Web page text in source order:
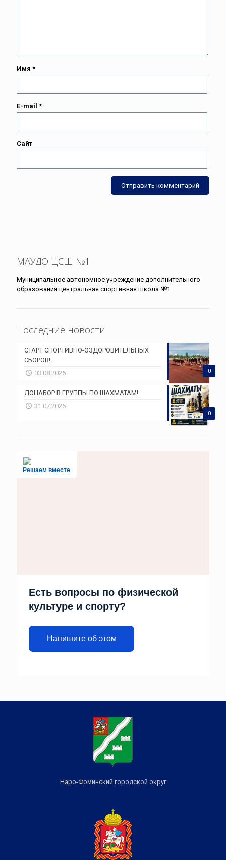
Имя *
E-mail *
Сайт
МАУДО ЦСШ №1
Муниципальное автономное учреждение дополнительного
образования центральная спортивная школа №1
Последние новости
0
СТАРТ СПОРТИВНО-ОЗДОРОВИТЕЛЬНЫХ
СБОРОВ!
03.08.2026
0
ДОНАБОР В ГРУППЫ ПО ШАХМАТАМ!
31.07.2026
Решаем вместе
Есть вопросы по физической
культуре и спорту?
Напишите об этом
Наро-Фоминский городской округ